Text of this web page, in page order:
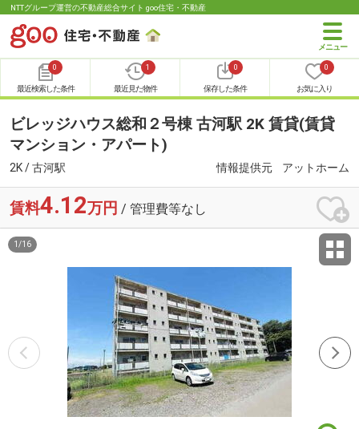
NTTグループ運営の不動産総合サイト goo住宅・不動産
0
最近検索した条件
1
最近見た物件
0
保存した条件
0
お気に入り
ビレッジハウス総和２号棟 古河駅 2K 賃貸(賃貸
マンション・アパート)
2K / 古河駅 情報提供元 アットホーム
賃料4.12万円 / 管理費等なし
1 /16